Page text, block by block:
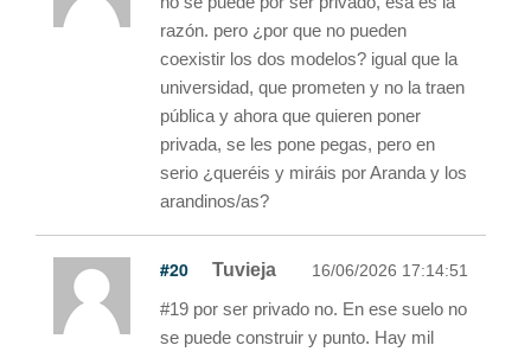
razón. pero ¿por que no pueden
coexistir los dos modelos? igual que la
universidad, que prometen y no la traen
pública y ahora que quieren poner
privada, se les pone pegas, pero en
serio ¿queréis y miráis por Aranda y los
arandinos/as?
#20 Tuvieja 16/06/2026 17:14:51
#19 por ser privado no. En ese suelo no
se puede construir y punto. Hay mil